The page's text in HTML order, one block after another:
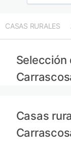
CASAS RURALES
Selección
Casas